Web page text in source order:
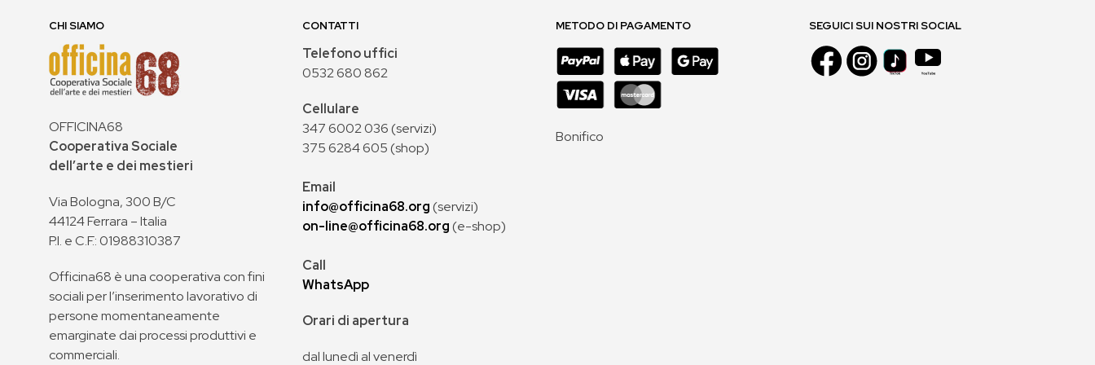
CHI SIAMO
OFFICINA68
Cooperativa Sociale
dell’arte e dei mestieri
Via Bologna, 300 B/C
44124 Ferrara – Italia
P.I. e C.F.: 01988310387
Officina68 è una cooperativa con fini
sociali per l’inserimento lavorativo di
persone momentaneamente
emarginate dai processi produttivi e
commerciali.
CONTATTI
Telefono uffici
0532 680 862
Cellulare
347 6002 036 (servizi)
375 6284 605 (shop)
Email
info@officina68.org(servizi)
on-line@officina68.org(e-shop)
Call
WhatsApp
Orari di apertura
dal lunedì al venerdì
METODO DI PAGAMENTO
Bonifico
SEGUICI SUI NOSTRI SOCIAL